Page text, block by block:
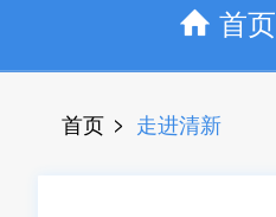
首页
首页 走进清新